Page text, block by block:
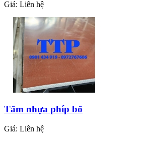
Giá: Liên hệ
Tấm nhựa phíp bố
Giá: Liên hệ
Tấm cao su sọc 10mm
Giá: Liên hệ